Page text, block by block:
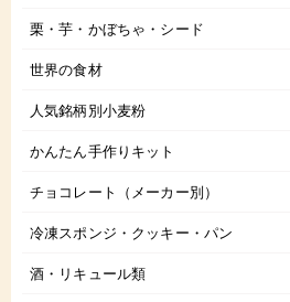
栗・芋・かぼちゃ・シード
世界の食材
人気銘柄別小麦粉
かんたん手作りキット
チョコレート（メーカー別）
冷凍スポンジ・クッキー・パン
酒・リキュール類